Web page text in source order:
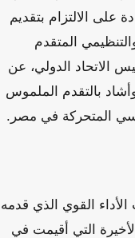
على الالتزام بتقديم
المتقدم
الاتحاد الدولي، عن
بالتقدم الملموس
المتحركة في مصر.
القوي الذي قدمه
التي أقيمت في